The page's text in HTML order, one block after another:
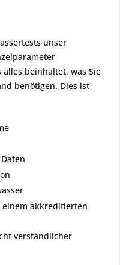
unser
beinhaltet, was Sie
benötigen. Dies ist
einem akkreditierten
verständlicher